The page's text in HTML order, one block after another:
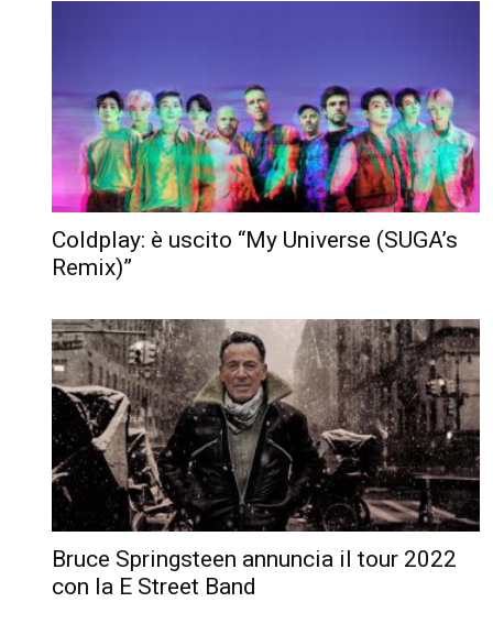
Coldplay: è uscito “My Universe (SUGA’s
Remix)”
Bruce Springsteen annuncia il tour 2022
con la E Street Band